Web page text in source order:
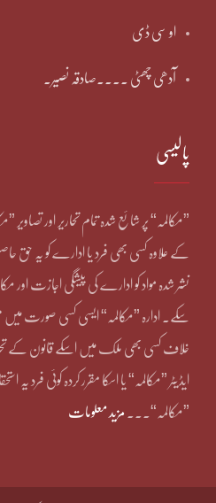
او سی ڈی
آدھی چھٹی ۔۔۔۔صادقہ نصیر۔
پالیسی
”مکالمہ“ پر شائع شدہ تمام تحاریر اور
کے علاوہ کسی بھی فرد یا ادارے کو یہ حق
نشر شدہ مواد کو ادارے کی پیشگی اجازت اور
سکے۔ ادارہ ”مکالمہ“ ایسی کسی صورت میں
خلاف کسی بھی ملک میں اسکے قانون کے
ایڈیٹر ”مکالمہ“ یا اسکا مقرر کردہ کوئی فرد یہ
”مکالمہ“۔۔۔ مزید معلومات